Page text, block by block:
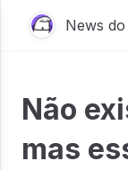
News
Não
mas